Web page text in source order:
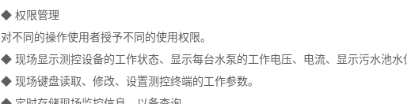
◆ 权限管理
对不同的操作使用者授予不同的使用权限。
◆ 现场显示测控设备的工作状态、显示每台水泵的工作电压、电流、显示污水池水
◆ 现场键盘读取、修改、设置测控终端的工作参数。